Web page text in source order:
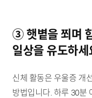
③ 햇볕을 쬐며
일상을 유도하세
신체 활동은 우울증 개
방법입니다. 하루 30분